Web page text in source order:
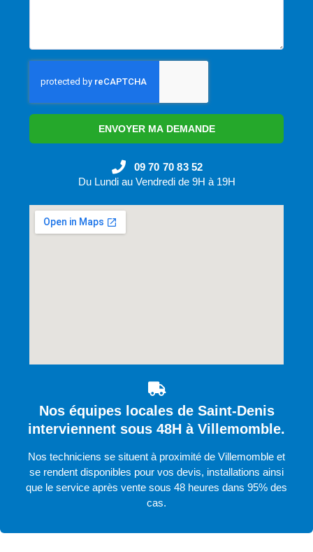
ENVOYER MA DEMANDE
09 70 70 83 52
Du Lundi au Vendredi de 9H à 19H
Nos équipes locales de Saint-Denis
interviennent sous 48H à Villemomble.
Nos techniciens se situent à proximité de Villemomble et
se rendent disponibles pour vos devis, installations ainsi
que le service après vente sous 48 heures dans 95% des
cas.